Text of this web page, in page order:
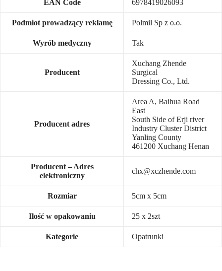
EAN Code 6978419026093
Podmiot prowadzący reklamę Polmil Sp z o.o.
Wyrób medyczny Tak
Producent
Xuchang Zhende
Surgical
Dressing Co., Ltd.
Producent adres
Area A, Baihua Road
East
South Side of Erji river
Industry Cluster District
Yanling County
461200 Xuchang Henan
Producent – Adres
elektroniczny
chx@xczhende.com
Rozmiar 5cm x 5cm
Ilość w opakowaniu 25 x 2szt
Kategorie Opatrunki